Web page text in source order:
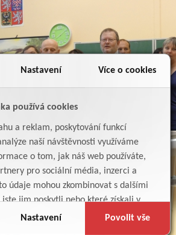
Nastavení Více o cookies
používá cookies
a reklam, poskytování funkcí
naší návštěvnosti využíváme
o tom, jak náš web používáte,
pro sociální média, inzerci a
údaje mohou zkombinovat s dalšími
jim poskytli nebo které získali v
jejich služby.
Nastavení Povolit vše